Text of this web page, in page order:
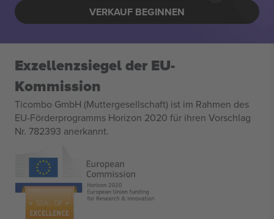
VERKAUF BEGINNEN
Exzellenzsiegel der EU-
Kommission
Ticombo GmbH (Muttergesellschaft) ist im Rahmen des
EU-Förderprogramms Horizon 2020 für ihren Vorschlag
Nr. 782393 anerkannt.